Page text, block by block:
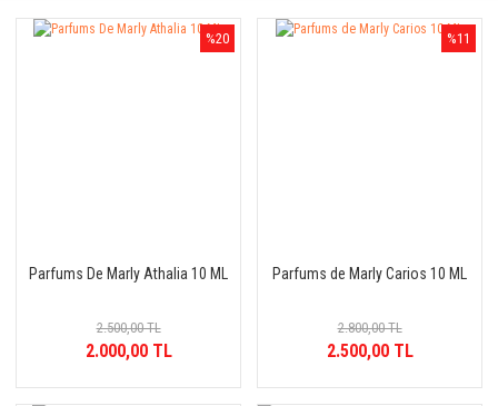
%20
Parfums De Marly Athalia 10 ML
2.500,00 TL
2.000,00 TL
%11
Parfums de Marly Carios 10 ML
2.800,00 TL
2.500,00 TL